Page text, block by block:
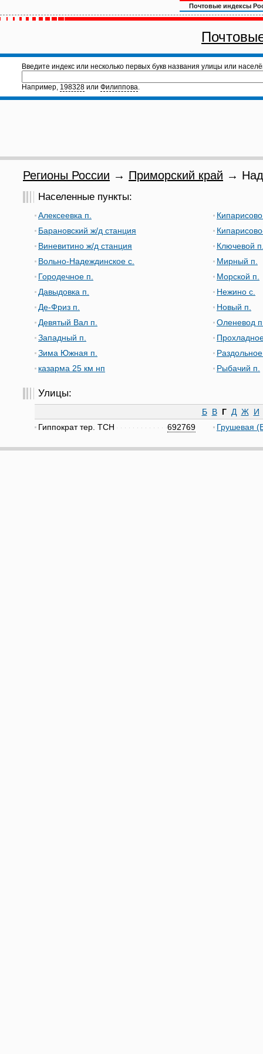
Почтовые индексы
Введите индекс или несколько первых букв названия улицы или
Например, 198328 или Филиппова.
Регионы России → Приморский край →
Населенные пункты:
Алексеевка п.
Барановский ж/д станция
Виневитино ж/д станция
Вольно-Надеждинское с.
Городечное п.
Давыдовка п.
Де-Фриз п.
Девятый Вал п.
Западный п.
Зима Южная п.
казарма 25 км нп
Ключевой
Мирный п.
Морской п.
Нежино с.
Новый п.
Оленевод
Рыбачий п.
Улицы:
Б В Г Д Ж И
692769
Гиппократ тер. ТСН Грушевая